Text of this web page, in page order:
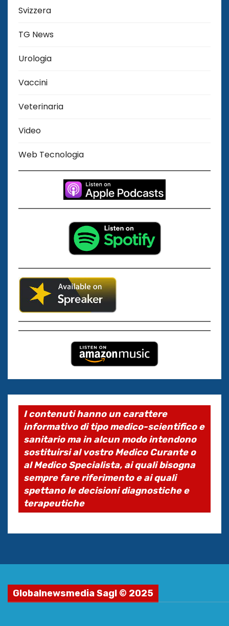
Svizzera
TG News
Urologia
Vaccini
Veterinaria
Video
Web Tecnologia
I contenuti hanno un carattere
informativo di tipo medico-scientifico e
sanitario ma in alcun modo intendono
sostituirsi al vostro Medico Curante o
al Medico Specialista, ai quali bisogna
sempre fare riferimento e ai quali
spettano le decisioni diagnostiche e
terapeutiche
Globalnewsmedia Sagl © 2025